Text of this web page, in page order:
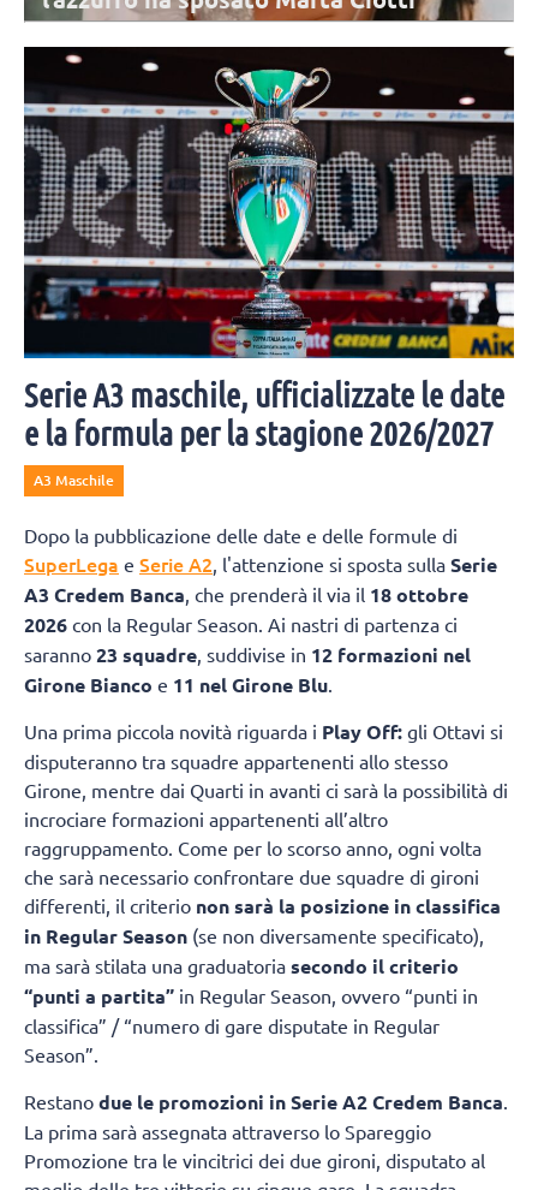
stagionale
atletica. Subito disponibili cinque giocatrici. Tutto il programma.
Serie A3 maschile, ufficializzate le date
e la formula per la stagione 2026/2027
A3 Maschile
Dopo la pubblicazione delle date e delle formule di
SuperLega e Serie A2 , l'attenzione si sposta sulla Serie
A3 Credem Banca , che prenderà il via il 18 ottobre
2026 con la Regular Season. Ai nastri di partenza ci
saranno 23 squadre , suddivise in 12 formazioni nel
Girone Bianco e 11 nel Girone Blu
Una prima piccola novità riguarda i Play Off: gli Ottavi si
disputeranno tra squadre appartenenti allo stesso
Girone, mentre dai Quarti in avanti ci sarà la possibilità di
incrociare formazioni appartenenti all’altro
raggruppamento. Come per lo scorso anno, ogni volta
che sarà necessario confrontare due squadre di gironi
differenti, il criterio non sarà la posizione in classifica
in Regular Season (se non diversamente specificato),
ma sarà stilata una graduatoria secondo il criterio
“punti a partita” in Regular Season, ovvero “punti in
classifica” / “numero di gare disputate in Regular
Season”.
Restano due le promozioni in Serie A2 Credem Banca
La prima sarà assegnata attraverso lo Spareggio
Promozione tra le vincitrici dei due gironi, disputato al